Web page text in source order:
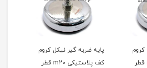
کروم
کف پلاستیکی m24 قطر
پایه ضربه گیر نیکل کروم
کف پلاستیکی m20 قطر